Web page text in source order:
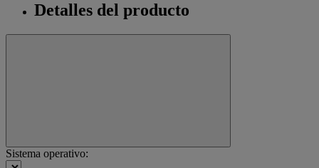
Detalles del producto
Sistema operativo: